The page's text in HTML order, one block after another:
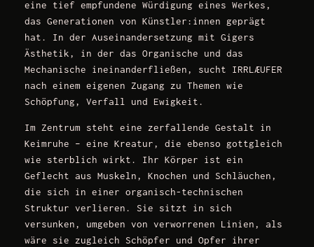
eine tief empfundene Würdigung eines Werkes,
das Generationen von Künstler:innen geprägt
hat. In der Auseinandersetzung mit Gigers
Ästhetik, in der das Organische und das
Mechanische ineinanderfließen, sucht IRRLÆUFER
nach einem eigenen Zugang zu Themen wie
Schöpfung, Verfall und Ewigkeit.
Im Zentrum steht eine zerfallende Gestalt in
Keimruhe – eine Kreatur, die ebenso gottgleich
wie sterblich wirkt. Ihr Körper ist ein
Geflecht aus Muskeln, Knochen und Schläuchen,
die sich in einer organisch-technischen
Struktur verlieren. Sie sitzt in sich
versunken, umgeben von verworrenen Linien, als
wäre sie zugleich Schöpfer und Opfer ihrer